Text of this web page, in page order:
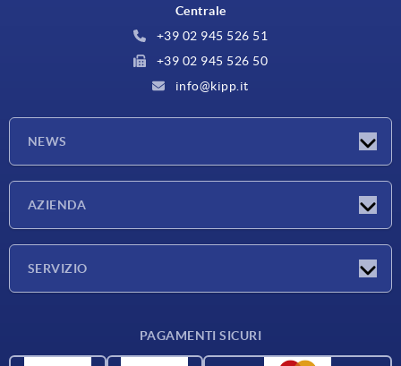
Centrale
+39 02 945 526 51
+39 02 945 526 50
info@kipp.it
NEWS
AZIENDA
SERVIZIO
PAGAMENTI SICURI